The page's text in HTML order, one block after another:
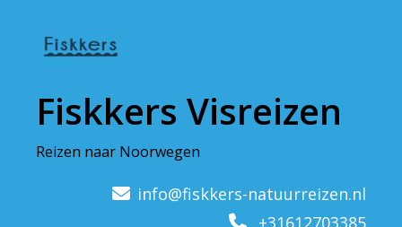
inhoud
Fiskkers Visreizen
Reizen naar Noorwegen
info@fiskkers-natuurreizen.nl
+31612703385